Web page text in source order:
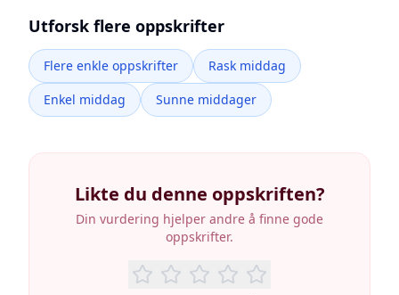
Utforsk flere oppskrifter
Flere enkle oppskrifter
Rask middag
Enkel middag
Sunne middager
Likte du denne oppskriften?
Din vurdering hjelper andre å finne gode
oppskrifter.